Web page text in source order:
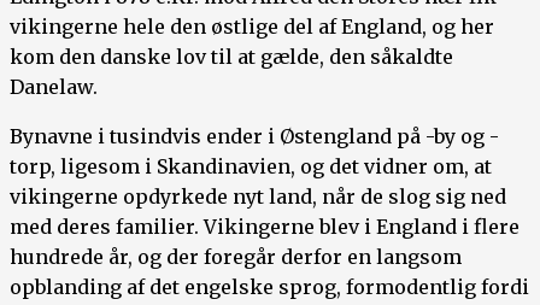
vikingerne hele den østlige del af England, og her
kom den danske lov til at gælde, den såkaldte
Danelaw.
Bynavne i tusindvis ender i Østengland på -by og -
torp, ligesom i Skandinavien, og det vidner om, at
vikingerne opdyrkede nyt land, når de slog sig ned
med deres familier. Vikingerne blev i England i flere
hundrede år, og der foregår derfor en langsom
opblanding af det engelske sprog, formodentlig fordi